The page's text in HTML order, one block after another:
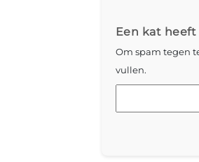
Een kat heeft
Om spam tegen
vullen.